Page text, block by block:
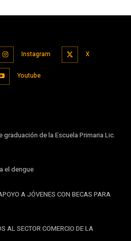
Instagram X
Youtube
graduación de la Escuela Primaria Lic.
el dengue
A JÓVENES CON BECAS PARA
AL SECTOR COMERCIO DE LA